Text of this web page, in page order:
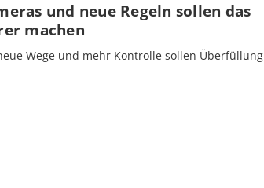
und neue Regeln sollen das
machen
Wege und mehr Kontrolle sollen Überfüllung